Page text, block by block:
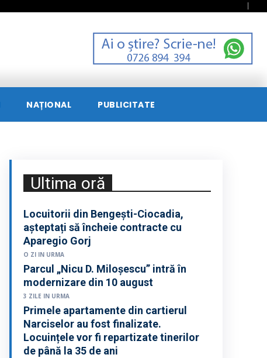
NAȚIONAL PUBLICITATE
Ultima oră
Locuitorii din Bengești-Ciocadia,
așteptați să încheie contracte cu
Aparegio Gorj
O ZI IN URMA
Parcul „Nicu D. Miloșescu” intră în
modernizare din 10 august
3 ZILE IN URMA
Primele apartamente din cartierul
Narciselor au fost finalizate.
Locuințele vor fi repartizate tinerilor
de până la 35 de ani